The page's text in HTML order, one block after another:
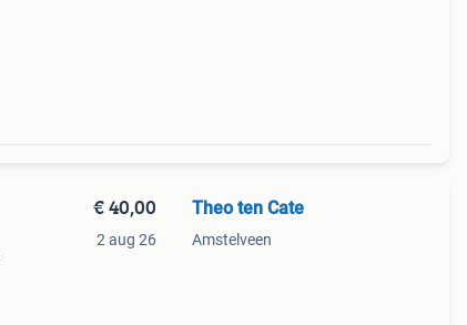
€ 40,00
2 aug 26
Theo ten Cate
Amstelveen